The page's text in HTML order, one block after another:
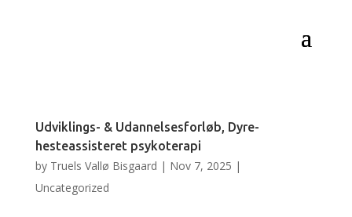
Udviklings- & Udannelsesforløb, Dyre-
hesteassisteret psykoterapi
by Truels Vallø Bisgaard | Nov 7, 2025 |
Uncategorized